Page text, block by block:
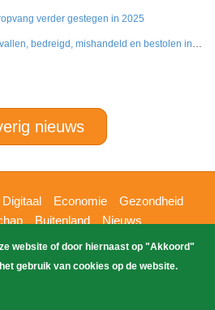
verder gestegen in 2025
Bewoner vannacht overvallen, bedreigd, mishandeld en bestolen in Leidschendam
nieuws
Digitaal Economie
Gezondheid
Buitenland
Nieuws
Provincies
Weekoverzicht
Blik Op Nieuws 2026gehost
website of door hiernaast op "Akkoord"
gebruik van cookies op de website.